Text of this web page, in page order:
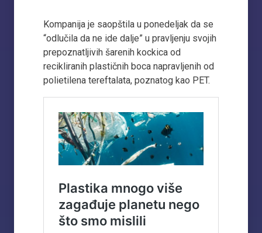
Kompanija je saopštila u ponedeljak da se
“odlučila da ne ide dalje” u pravljenju svojih
prepoznatljivih šarenih kockica od
recikliranih plastičnih boca napravljenih od
polietilena tereftalata, poznatog kao PET.